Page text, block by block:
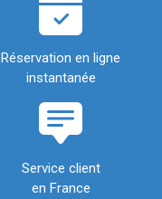
Réservation en ligne
instantanée
Service client
en France